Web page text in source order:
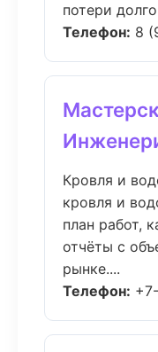
потери
Телефон: 8
Кровля и
кровля и
план работ,
отчёты с
рынке....
Телефон: